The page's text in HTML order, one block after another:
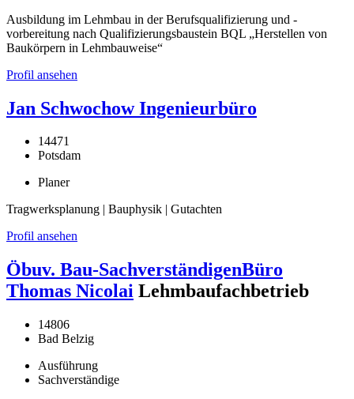
Ausbildung im Lehmbau in der Berufsqualifizierung und -
vorbereitung nach Qualifizierungsbaustein BQL „Herstellen von
Baukörpern in Lehmbauweise“
Profil ansehen
Jan Schwochow Ingenieurbüro
14471
Potsdam
Planer
Tragwerksplanung | Bauphysik | Gutachten
Profil ansehen
Öbuv. Bau-SachverständigenBüro
Thomas Nicolai Lehmbaufachbetrieb
14806
Bad Belzig
Ausführung
Sachverständige